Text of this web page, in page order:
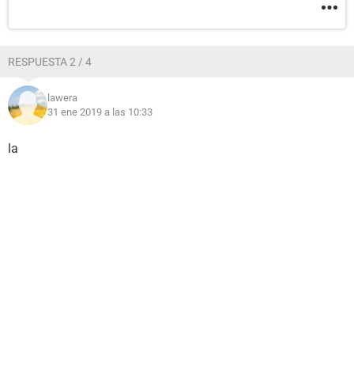
RESPUESTA 2 / 4
lawera
31 ene 2019 a las 10:33
la